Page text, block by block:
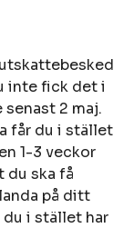
inte fick det i
2 maj.
får du i stället
1-3 veckor
du ska få
på ditt
i stället har